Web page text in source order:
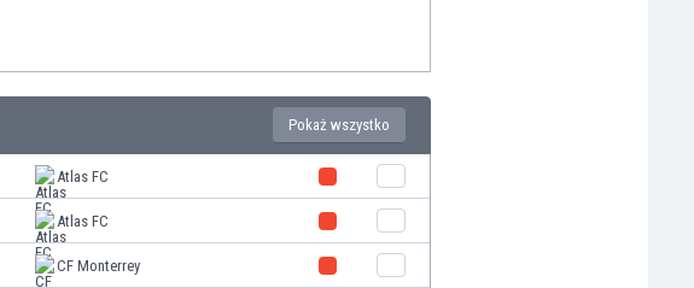
Pokaż wszystko
Atlas FC
Atlas FC
CF Monterrey